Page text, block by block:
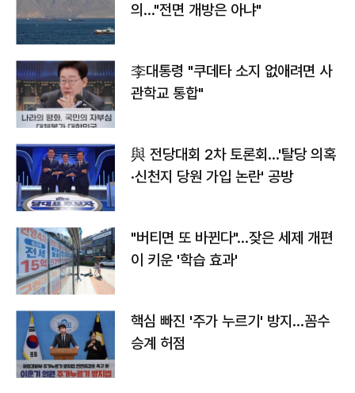
의…"전면 개방은 아냐"
李대통령 "쿠데타 소지 없애려면 사
관학교 통합"
與 전당대회 2차 토론회…'탈당 의혹
·신천지 당원 가입 논란' 공방
"버티면 또 바뀐다"…잦은 세제 개편
이 키운 '학습 효과'
핵심 빠진 '주가 누르기' 방지…꼼수
승계 허점